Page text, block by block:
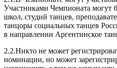
Участниками Чемпионата могут
школ, студий танцев,
танцоры социальных танцев
в направлении Аргентинское
2.2.Никто не может
номинации, но может